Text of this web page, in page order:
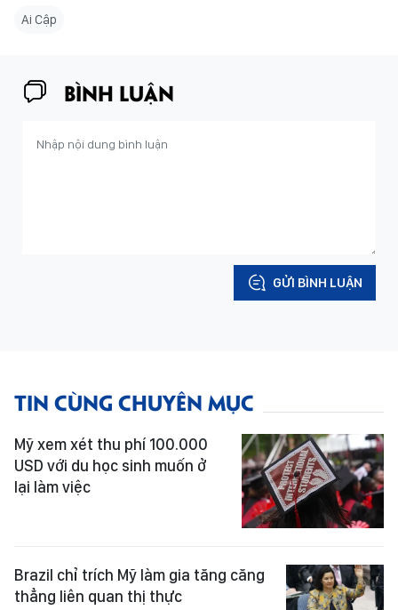
Ai Cập
BÌNH LUẬN
GỬI BÌNH LUẬN
TIN CÙNG CHUYÊN MỤC
Mỹ xem xét thu phí 100.000
USD với du học sinh muốn ở
lại làm việc
Brazil chỉ trích Mỹ làm gia tăng căng
thẳng liên quan thị thực